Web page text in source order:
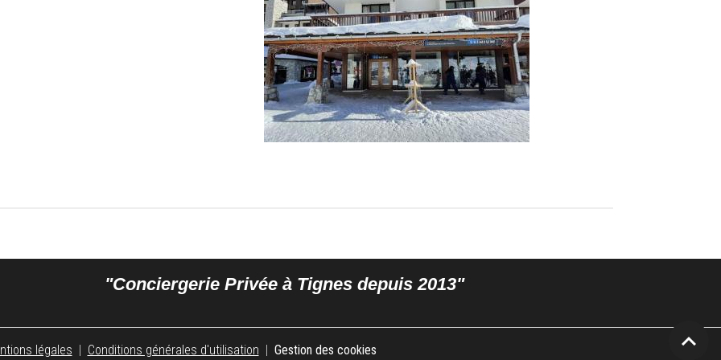
"Conciergerie Privée à Tignes depuis 2013"
légales Conditions générales d'utilisation Gestion des cookies